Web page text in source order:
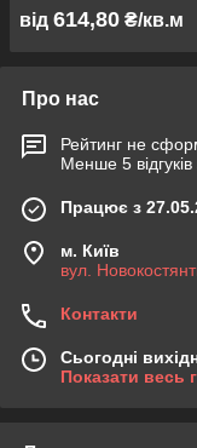
від 614,80 ₴/кв.м
Про нас
Рейтинг не
Менше 5 відгуків
Працює з
м. Київ
вул.
Контакти
Сьогодні
Показати весь